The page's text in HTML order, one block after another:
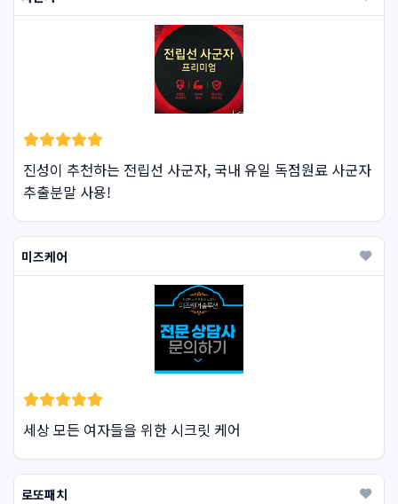
진성이 추천하는 전립선 사군자, 국내 유일 독점원료 사군자
추출분말 사용!
미즈케어
세상 모든 여자들을 위한 시크릿 케어
로또패치